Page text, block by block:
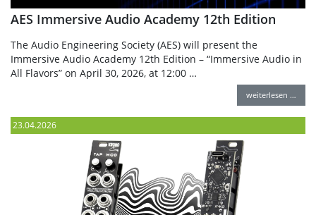
AES Immersive Audio Academy 12th Edition
The Audio Engineering Society (AES) will present the
Immersive Audio Academy 12th Edition – “Immersive Audio in
All Flavors” on April 30, 2026, at 12:00 …
weiterlesen …
23.04.2026